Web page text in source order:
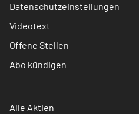
Datenschutzeinstellungen
Videotext
Offene Stellen
Abo kündigen
Alle Aktien